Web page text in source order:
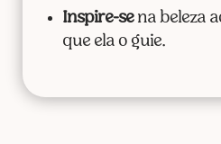
Inspire-sena beleza
que ela o guie.